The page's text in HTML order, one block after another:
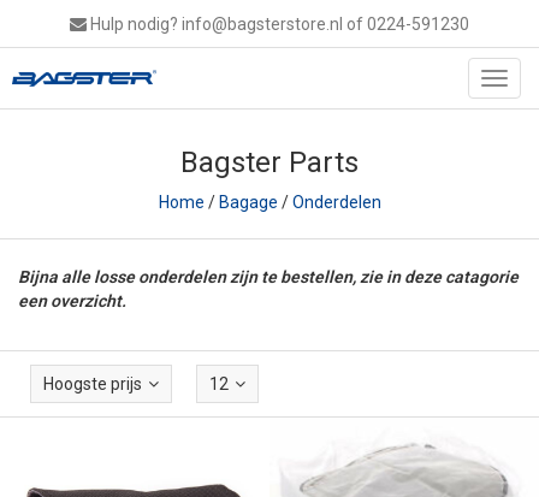
Hulp nodig? info@bagsterstore.nl of 0224-591230
Bagster Parts
Home /Bagage /Onderdelen
Bijna alle losse onderdelen zijn te bestellen, zie in deze catagorie
een overzicht.
Hoogste prijs 12